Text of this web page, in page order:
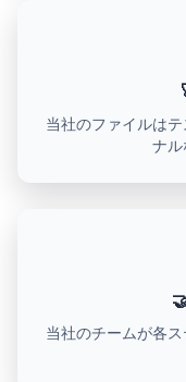
当社のファイルは
ナル
当社のチームが各